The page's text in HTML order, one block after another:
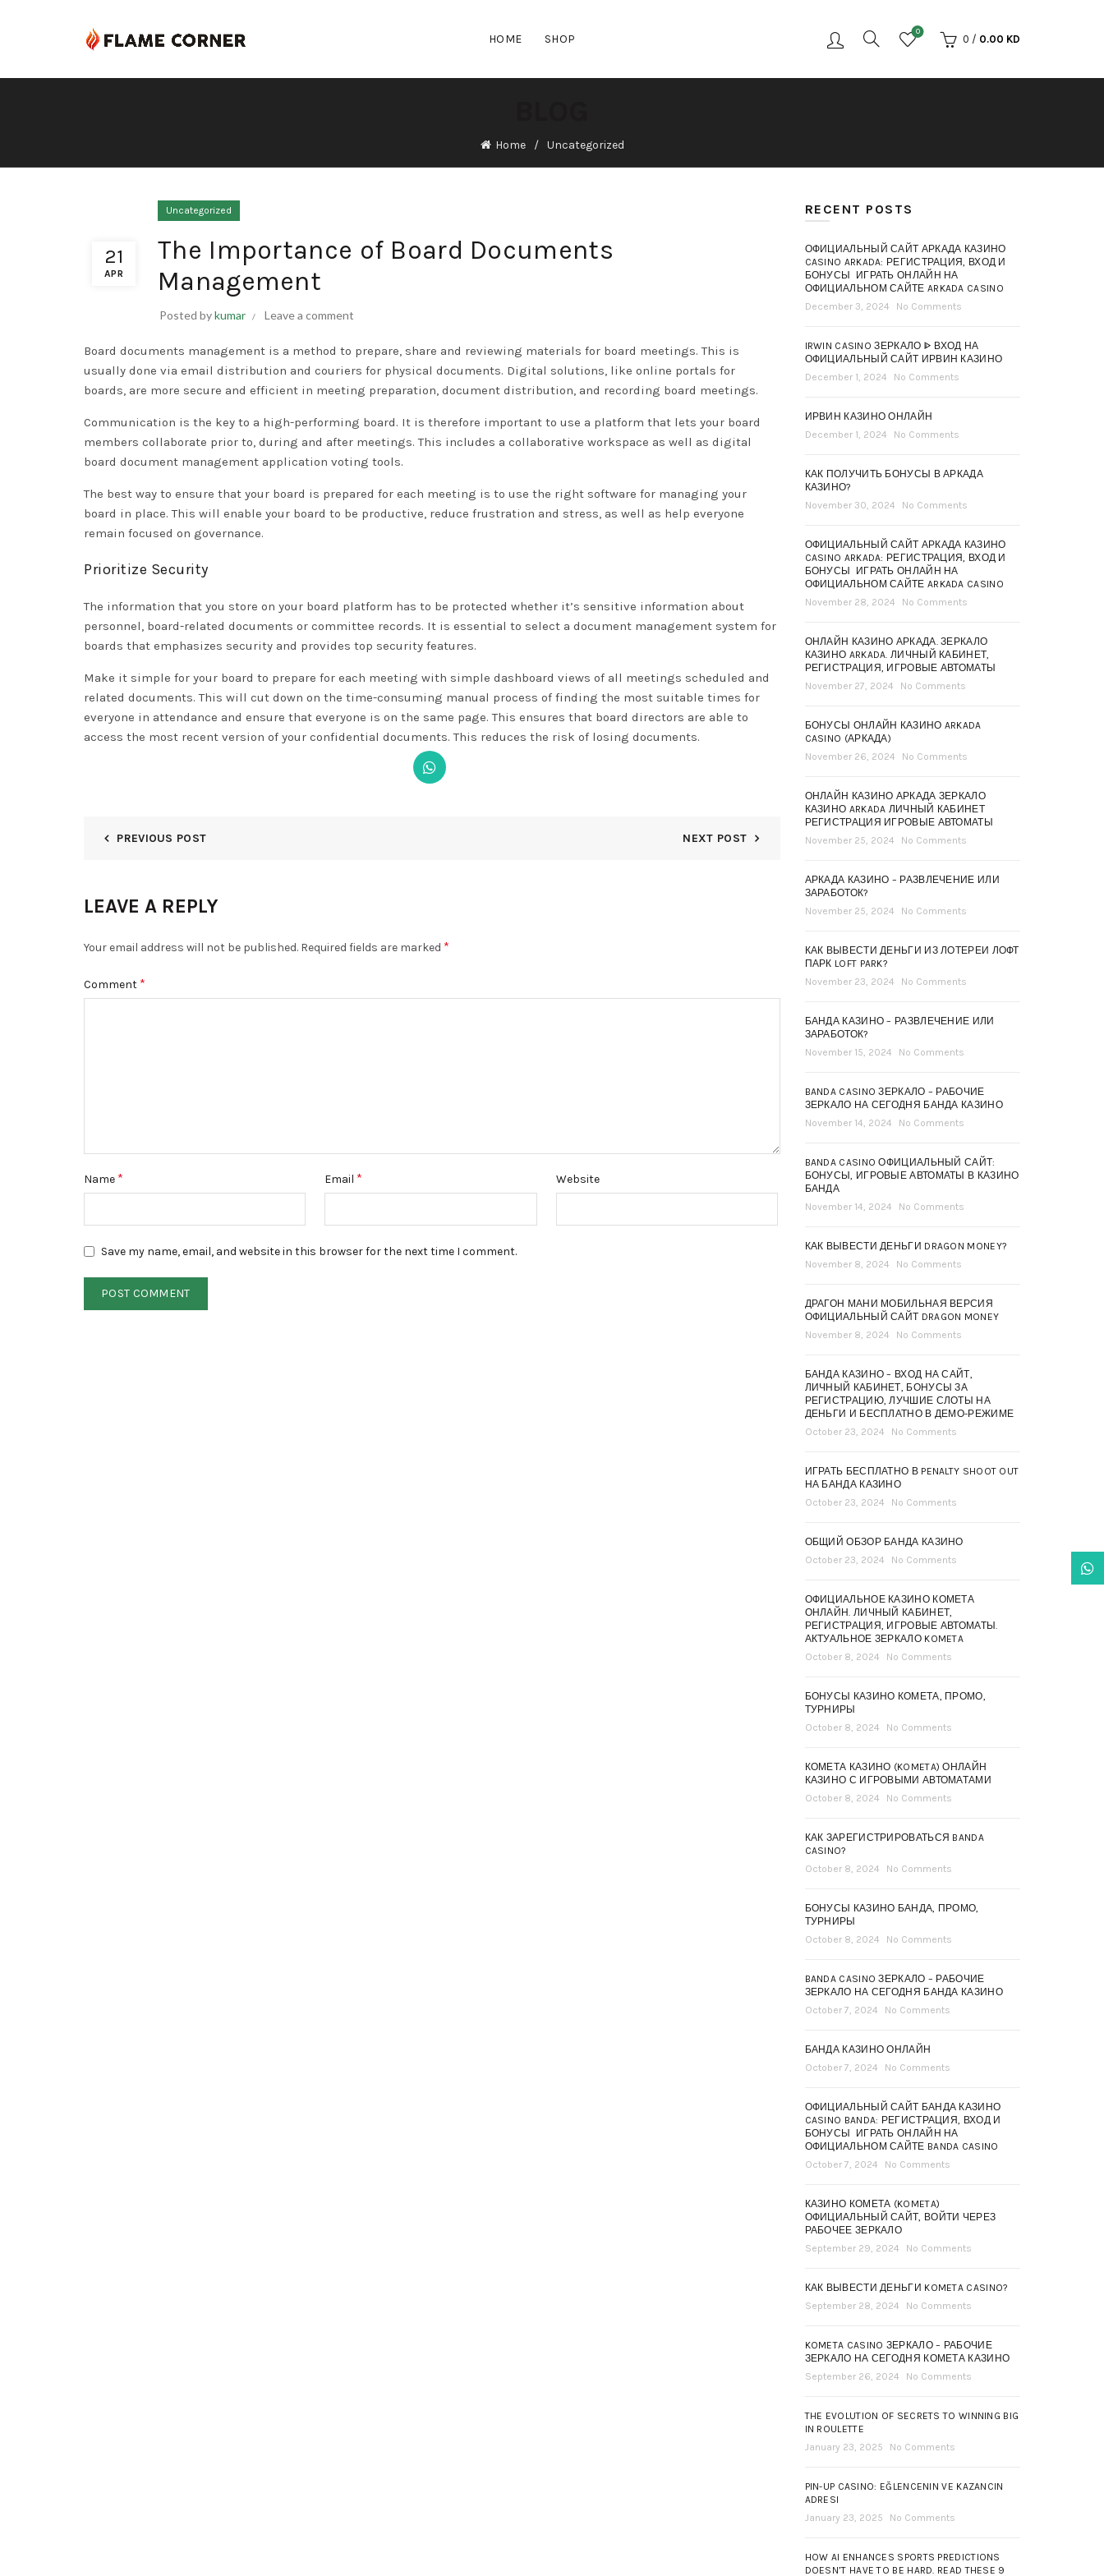
HOME SHOP
0
0 / 0.00 KD
Home Uncategorized
21
APR
Uncategorized
The Importance of Board Documents
Management
Posted bykumar Leave a comment
Board documents management is a method to prepare, share and reviewing materials for board meetings. This is
usually done via email distribution and couriers for physical documents. Digital solutions, like online portals for
boards, are more secure and efficient in meeting preparation, document distribution, and recording board meetings.
Communication is the key to a high-performing board. It is therefore important to use a platform that lets your board
members collaborate prior to, during and after meetings. This includes a collaborative workspace as well as digital
board document management application voting tools.
The best way to ensure that your board is prepared for each meeting is to use the right software for managing your
board in place. This will enable your board to be productive, reduce frustration and stress, as well as help everyone
remain focused on governance.
Prioritize Security
The information that you store on your board platform has to be protected whether it’s sensitive information about
personnel, board-related documents or committee records. It is essential to select a document management system for
boards that emphasizes security and provides top security features.
Make it simple for your board to prepare for each meeting with simple dashboard views of all meetings scheduled and
related documents. This will cut down on the time-consuming manual process of finding the most suitable times for
everyone in attendance and ensure that everyone is on the same page. This ensures that board directors are able to
access the most recent version of your confidential documents. This reduces the risk of losing documents.
PREVIOUS POST NEXT POST
LEAVE A REPLY
Your email address will not be published. Required fields are marked *
Comment *
Name * Email * Website
Save my name, email, and website in this browser for the next time I comment.
RECENT POSTS
ОФИЦИАЛЬНЫЙ САЙТ АРКАДА КАЗИНО
CASINO ARKADA: РЕГИСТРАЦИЯ, ВХОД И
БОНУСЫ ️ ИГРАТЬ ОНЛАЙН НА
ОФИЦИАЛЬНОМ САЙТЕ ARKADA CASINO
December 3, 2024
No Comments
IRWIN CASINO ЗЕРКАЛО ᐈ ВХОД НА
ОФИЦИАЛЬНЫЙ САЙТ ИРВИН КАЗИНО
December 1, 2024
No Comments
ИРВИН КАЗИНО ОНЛАЙН
December 1, 2024
No Comments
КАК ПОЛУЧИТЬ БОНУСЫ В АРКАДА
КАЗИНО?
November 30, 2024
No Comments
ОФИЦИАЛЬНЫЙ САЙТ АРКАДА КАЗИНО
CASINO ARKADA: РЕГИСТРАЦИЯ, ВХОД И
БОНУСЫ ️ ИГРАТЬ ОНЛАЙН НА
ОФИЦИАЛЬНОМ САЙТЕ ARKADA CASINO
November 28, 2024
No Comments
ОНЛАЙН КАЗИНО АРКАДА. ЗЕРКАЛО
КАЗИНО ARKADA. ЛИЧНЫЙ КАБИНЕТ,
РЕГИСТРАЦИЯ, ИГРОВЫЕ АВТОМАТЫ
November 27, 2024
No Comments
БОНУСЫ ОНЛАЙН КАЗИНО ARKADA
CASINO (АРКАДА)
November 26, 2024
No Comments
ОНЛАЙН КАЗИНО АРКАДА ЗЕРКАЛО
КАЗИНО ARKADA ЛИЧНЫЙ КАБИНЕТ
РЕГИСТРАЦИЯ ИГРОВЫЕ АВТОМАТЫ
November 25, 2024
No Comments
АРКАДА КАЗИНО – РАЗВЛЕЧЕНИЕ ИЛИ
ЗАРАБОТОК?
November 25, 2024
No Comments
КАК ВЫВЕСТИ ДЕНЬГИ ИЗ ЛОТЕРЕИ ЛОФТ
ПАРК LOFT PARK?
November 23, 2024
No Comments
БАНДА КАЗИНО – РАЗВЛЕЧЕНИЕ ИЛИ
ЗАРАБОТОК?
November 15, 2024
No Comments
BANDA CASINO ЗЕРКАЛО – РАБОЧИЕ
ЗЕРКАЛО НА СЕГОДНЯ БАНДА КАЗИНО
November 14, 2024
No Comments
BANDA CASINO ОФИЦИАЛЬНЫЙ САЙТ:
БОНУСЫ, ИГРОВЫЕ АВТОМАТЫ В КАЗИНО
БАНДА
November 14, 2024
No Comments
КАК ВЫВЕСТИ ДЕНЬГИ DRAGON MONEY?
November 8, 2024
No Comments
ДРАГОН МАНИ МОБИЛЬНАЯ ВЕРСИЯ
ОФИЦИАЛЬНЫЙ САЙТ DRAGON MONEY
November 8, 2024
No Comments
БАНДА КАЗИНО – ВХОД НА САЙТ,
ЛИЧНЫЙ КАБИНЕТ, БОНУСЫ ЗА
РЕГИСТРАЦИЮ, ЛУЧШИЕ СЛОТЫ НА
ДЕНЬГИ И БЕСПЛАТНО В ДЕМО-РЕЖИМЕ
October 23, 2024
No Comments
ИГРАТЬ БЕСПЛАТНО В PENALTY SHOOT OUT
НА БАНДА КАЗИНО
October 23, 2024
No Comments
ОБЩИЙ ОБЗОР БАНДА КАЗИНО
October 23, 2024
No Comments
ОФИЦИАЛЬНОЕ КАЗИНО КОМЕТА
ОНЛАЙН. ЛИЧНЫЙ КАБИНЕТ,
РЕГИСТРАЦИЯ, ИГРОВЫЕ АВТОМАТЫ.
АКТУАЛЬНОЕ ЗЕРКАЛО KOMETA
October 8, 2024
No Comments
БОНУСЫ КАЗИНО КОМЕТА, ПРОМО,
ТУРНИРЫ
October 8, 2024
No Comments
КОМЕТА КАЗИНО (KOMETA) ОНЛАЙН
КАЗИНО С ИГРОВЫМИ АВТОМАТАМИ
October 8, 2024
No Comments
КАК ЗАРЕГИСТРИРОВАТЬСЯ BANDA
CASINO?
October 8, 2024
No Comments
БОНУСЫ КАЗИНО БАНДА, ПРОМО,
ТУРНИРЫ
October 8, 2024
No Comments
BANDA CASINO ЗЕРКАЛО – РАБОЧИЕ
ЗЕРКАЛО НА СЕГОДНЯ БАНДА КАЗИНО
October 7, 2024
No Comments
БАНДА КАЗИНО ОНЛАЙН
October 7, 2024
No Comments
ОФИЦИАЛЬНЫЙ САЙТ БАНДА КАЗИНО
CASINO BANDA: РЕГИСТРАЦИЯ, ВХОД И
БОНУСЫ ️ ИГРАТЬ ОНЛАЙН НА
ОФИЦИАЛЬНОМ САЙТЕ BANDA CASINO
October 7, 2024
No Comments
КАЗИНО КОМЕТА (KOMETA)
ОФИЦИАЛЬНЫЙ САЙТ, ВОЙТИ ЧЕРЕЗ
РАБОЧЕЕ ЗЕРКАЛО
September 29, 2024
No Comments
КАК ВЫВЕСТИ ДЕНЬГИ KOMETA CASINO?
September 28, 2024
No Comments
KOMETA CASINO ЗЕРКАЛО – РАБОЧИЕ
ЗЕРКАЛО НА СЕГОДНЯ КОМЕТА КАЗИНО
September 26, 2024
No Comments
THE EVOLUTION OF SECRETS TO WINNING BIG
IN ROULETTE
January 23, 2025
No Comments
PIN-UP CASINO: EĞLENCENIN VE KAZANCIN
ADRESI
January 23, 2025
No Comments
HOW AI ENHANCES SPORTS PREDICTIONS
DOESN’T HAVE TO BE HARD. READ THESE 9